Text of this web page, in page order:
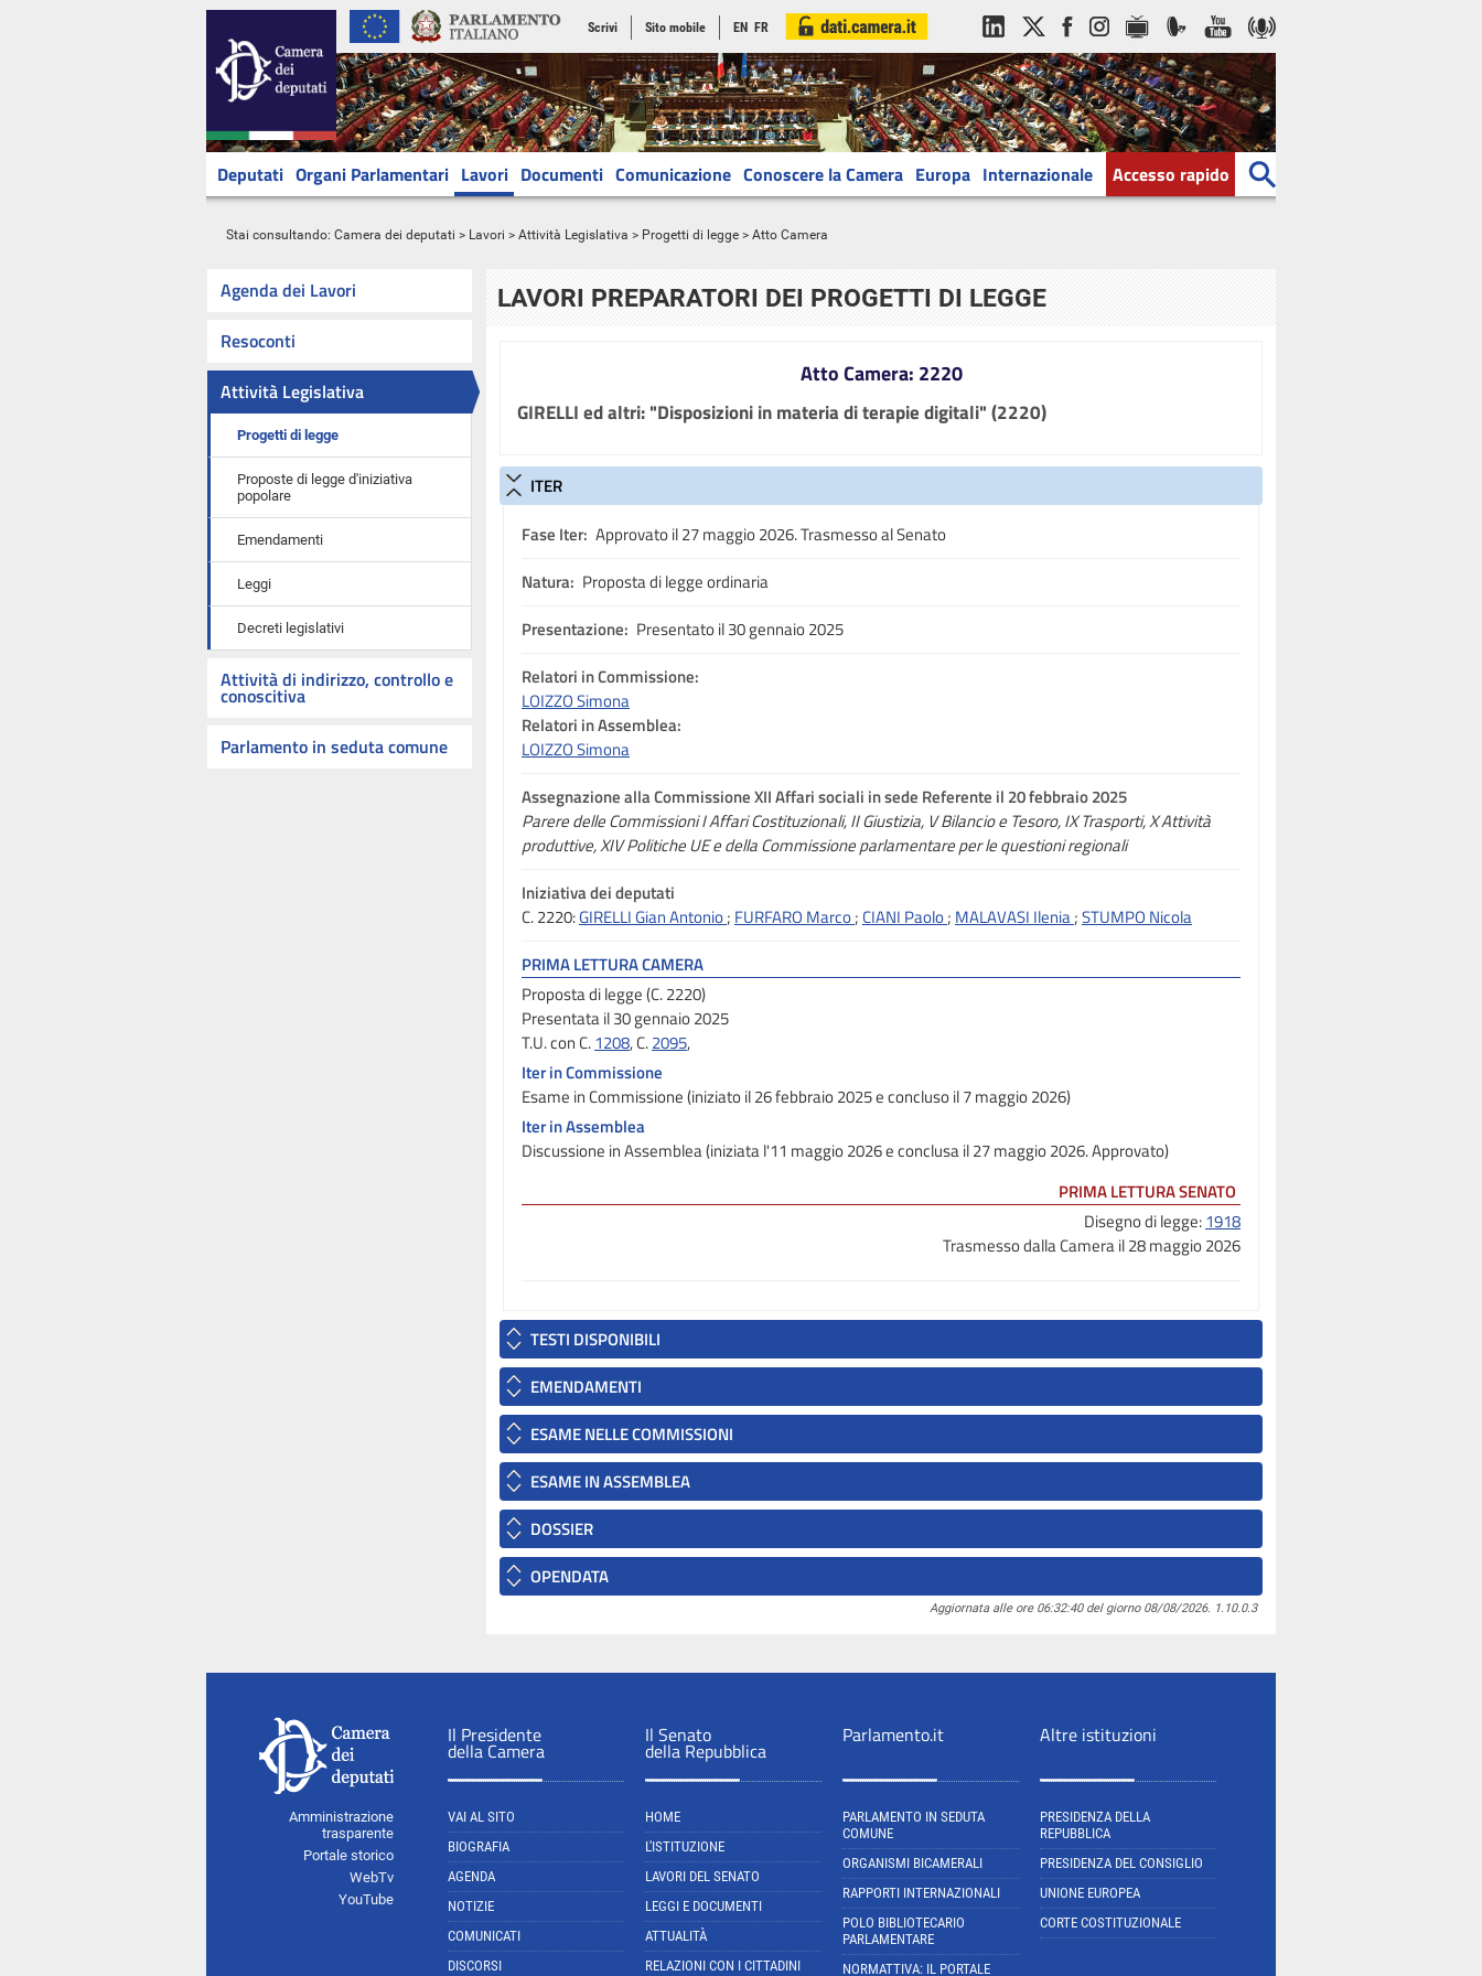
Scrivi Sito mobile EN FR
Deputati Organi Parlamentari Lavori Documenti Comunicazione Conoscere la Camera Europa Internazionale Accesso rapido
Stai consultando: Camera dei deputati > Lavori > Attività Legislativa > Progetti di legge > Atto Camera
Agenda dei Lavori
Resoconti
Attività Legislativa
Progetti di legge
Proposte di legge d'iniziativa
popolare
Emendamenti
Leggi
Decreti legislativi
Attività di indirizzo, controllo e
conoscitiva
Parlamento in seduta comune
LAVORI PREPARATORI DEI PROGETTI DI LEGGE
Atto Camera: 2220
GIRELLI ed altri: "Disposizioni in materia di terapie digitali" (2220)
ITER
Fase Iter: Approvato il 27 maggio 2026. Trasmesso al Senato
Natura: Proposta di legge ordinaria
Presentazione: Presentato il 30 gennaio 2025
Relatori in Commissione:
LOIZZO Simona
Relatori in Assemblea:
LOIZZO Simona
Assegnazionealla Commissione XII Affari sociali in sede Referente il 20 febbraio 2025
Parere delle Commissioni I Affari Costituzionali, II Giustizia, V Bilancio e Tesoro, IX Trasporti, X Attività
produttive, XIV Politiche UE e della Commissione parlamentare per le questioni regionali
Iniziativa dei deputati
C. 2220:GIRELLI Gian Antonio; FURFARO Marco; CIANI Paolo; MALAVASI Ilenia;STUMPO Nicola
PRIMA LETTURA CAMERA
Proposta di legge (C. 2220)
Presentata il 30 gennaio 2025
T.U. con C.1208, C.2095,
Iter in Commissione
Esame in Commissione (iniziato il 26 febbraio 2025 e concluso il 7 maggio 2026)
Iter in Assemblea
Discussione in Assemblea (iniziata l'11 maggio 2026 e conclusa il 27 maggio 2026. Approvato)
PRIMA LETTURA SENATO
Disegno di legge:1918
Trasmesso dalla Camera il 28 maggio 2026
TESTI DISPONIBILI
EMENDAMENTI
ESAME NELLE COMMISSIONI
ESAME IN ASSEMBLEA
DOSSIER
OPENDATA
Aggiornata alle ore 06:32:40 del giorno 08/08/2026. 1.10.0.3
Amministrazione
trasparente
Portale storico
WebTv
YouTube
Il Presidente
della Camera
VAI AL SITO
BIOGRAFIA
AGENDA
NOTIZIE
COMUNICATI
DISCORSI
Il Senato
della Repubblica
HOME
L'ISTITUZIONE
LAVORI DEL SENATO
LEGGI E DOCUMENTI
ATTUALITÀ
RELAZIONI CON I CITTADINI
Parlamento.it
PARLAMENTO IN SEDUTA
COMUNE
ORGANISMI BICAMERALI
RAPPORTI INTERNAZIONALI
POLO BIBLIOTECARIO
PARLAMENTARE
NORMATTIVA: IL PORTALE
Altre istituzioni
PRESIDENZA DELLA
REPUBBLICA
PRESIDENZA DEL CONSIGLIO
UNIONE EUROPEA
CORTE COSTITUZIONALE